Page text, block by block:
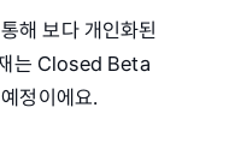
해 보다 개인화된
는 Closed Beta
정이에요.